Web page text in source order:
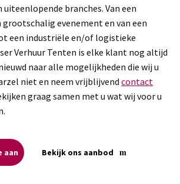
branches. Van een
evenement en van een
een industriële en/of logistieke
Verhuur Tenten is elke klant nog altijd
naar alle mogelijkheden die wij u
niet en neem vrijblijvend contact
graag samen met u wat wij voor u
aan Bekijk ons aanbod